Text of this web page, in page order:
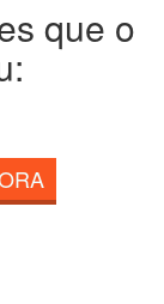
que o